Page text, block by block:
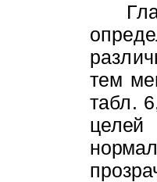
опре­
тем
табл.